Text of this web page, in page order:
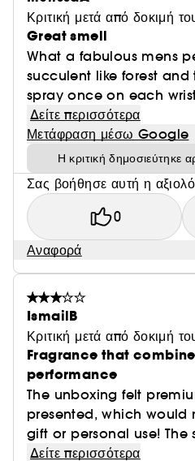
Κριτική μετά από δοκιμή
Great smell
What a fabulous mens
succulent like forest
spray once on each
Δείτε περισσότερα
Μετάφραση μέσω Google
Η κριτική
Σας βοήθησε αυτή η
0
Αναφορά
IsmailB
Κριτική μετά από δοκιμή
Fragrance that
performance
The unboxing felt
presented, which would
gift or personal use! The
Δείτε περισσότερα